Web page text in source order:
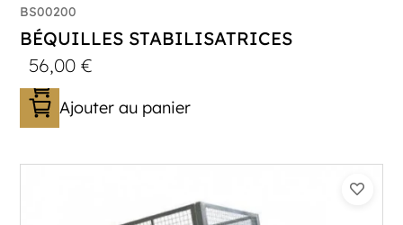
BS00200
BÉQUILLES STABILISATRICES
56,00€
Ajouter au panier